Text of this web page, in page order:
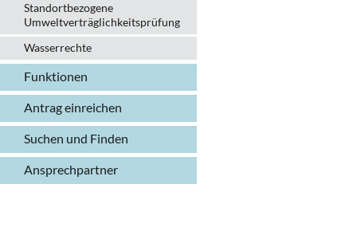
Standortbezogene
Umweltverträglichkeitsprüfung
Wasserrechte
Funktionen
Antrag einreichen
Suchen und Finden
Ansprechpartner